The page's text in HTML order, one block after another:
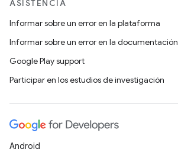
ASISTENCIA
Informar sobre un error en la plataforma
Informar sobre un error en la documentación
Google Play support
Participar en los estudios de investigación
Android